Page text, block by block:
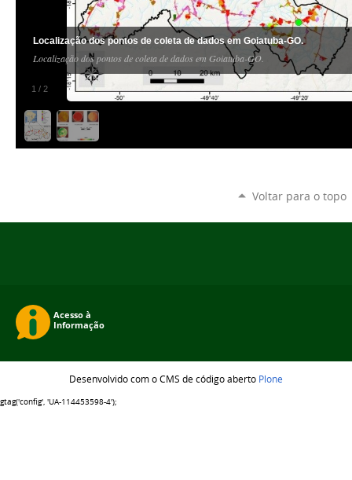
1 / 2
Localização dos pontos de coleta de dados em Goiatuba-GO.
Localização dos pontos de coleta de dados em Goiatuba-GO.
Voltar para o topo
Desenvolvido com o CMS de código aberto Plone
gtag('config', 'UA-114453598-4');